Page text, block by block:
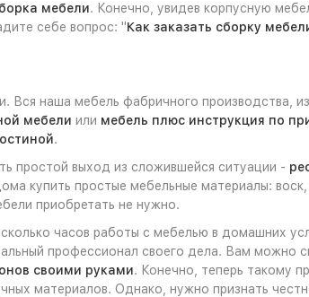
мебели. Конечно, увидев корпусную
себе вопрос: "Как заказать сборку
наша мебель фабричного производства,
мебели или мебель плюс инструкция по
.
простой выход из сложившейся ситуации -
купить простые мебельные материалы:
приобретать не нужно.
часов работы с мебелью в домашних
профессионал своего дела. Вам можно
своими руками. Конечно, теперь такому
материалов. Однако, нужно признать